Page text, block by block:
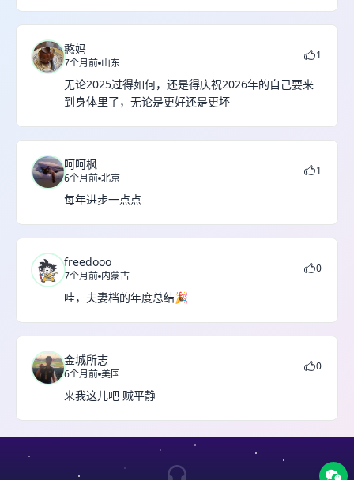
憨妈
7个月前 山东
1
无论2025过得如何，还是得庆祝2026年的自己要来
到身体里了，无论是更好还是更坏
呵呵枫
6个月前 北京
1
每年进步一点点
freedooo
7个月前 内蒙古
0
哇，夫妻档的年度总结🎉
金城所志
6个月前 美国
0
来我这儿吧 贼平静